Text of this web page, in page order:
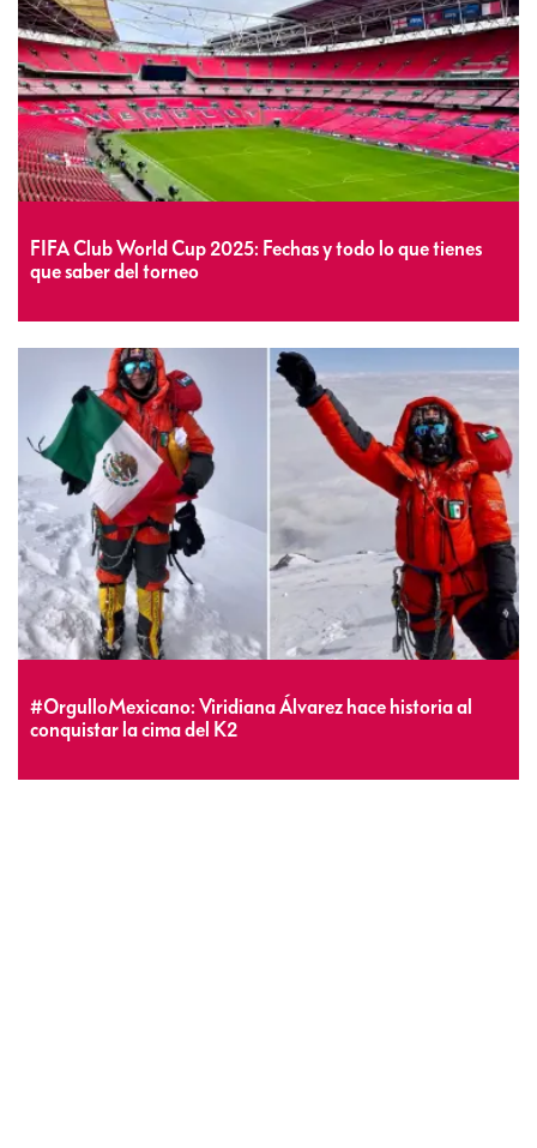
FIFA Club World Cup 2025: Fechas y todo lo que tienes
que saber del torneo
#OrgulloMexicano: Viridiana Álvarez hace historia al
conquistar la cima del K2